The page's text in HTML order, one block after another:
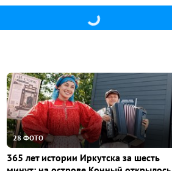
28 ФОТО
365 лет истории Иркутска за шесть